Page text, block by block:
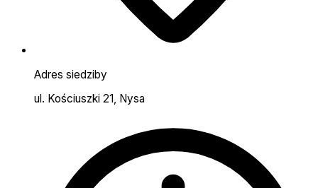
Adres siedziby
ul. Kościuszki 21, Nysa